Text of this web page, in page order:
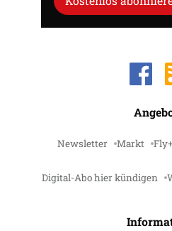
Newsletter Markt Fly+
Digital-Abo hier kündigen